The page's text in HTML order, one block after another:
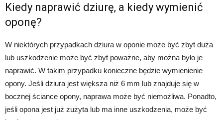
Kiedy naprawić dziurę, a kiedy wymienić
oponę?
W niektórych przypadkach dziura w oponie może być zbyt duża
lub uszkodzenie może być zbyt poważne, aby można było je
naprawić. W takim przypadku konieczne będzie wymienienie
opony. Jeśli dziura jest większa niż 6 mm lub znajduje się w
bocznej ściance opony, naprawa może być niemożliwa. Ponadto,
jeśli opona jest już zużyta lub ma inne uszkodzenia, może być